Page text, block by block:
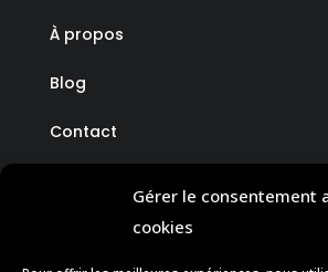
Gérer le consentement
cookies
À propos
Blog
Contact
CONTACT